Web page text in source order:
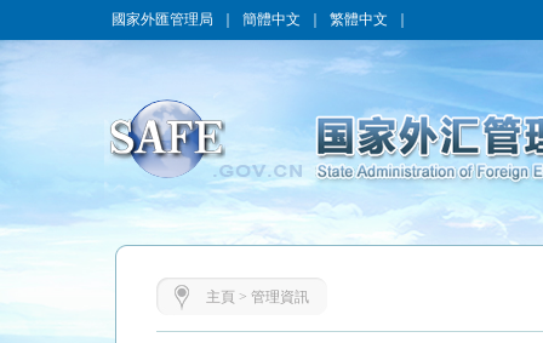
國家外匯管理局 簡體中文 繁體中文
主頁 > 管理資訊